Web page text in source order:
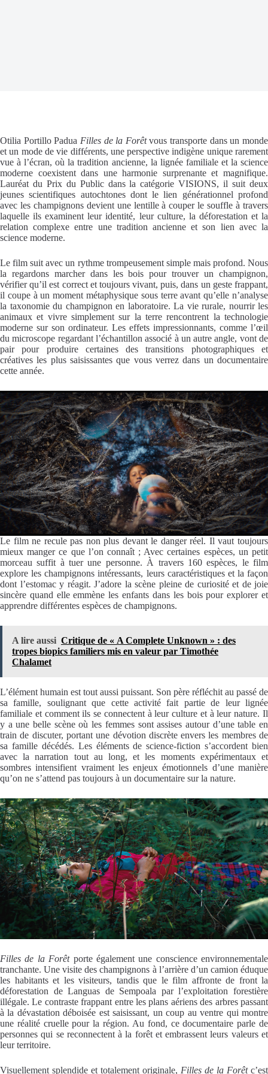
Otilia Portillo Padua Filles de la Forêtvous transporte dans un monde
et un mode de vie différents, une perspective indigène unique rarement
vue à l’écran, où la tradition ancienne, la lignée familiale et la science
moderne coexistent dans une harmonie surprenante et magnifique.
Lauréat du Prix du Public dans la catégorie VISIONS, il suit deux
jeunes scientifiques autochtones dont le lien générationnel profond
avec les champignons devient une lentille à couper le souffle à travers
laquelle ils examinent leur identité, leur culture, la déforestation et la
relation complexe entre une tradition ancienne et son lien avec la
science moderne.
Le film suit avec un rythme trompeusement simple mais profond. Nous
la regardons marcher dans les bois pour trouver un champignon,
vérifier qu’il est correct et toujours vivant, puis, dans un geste frappant,
il coupe à un moment métaphysique sous terre avant qu’elle n’analyse
la taxonomie du champignon en laboratoire. La vie rurale, nourrir les
animaux et vivre simplement sur la terre rencontrent la technologie
moderne sur son ordinateur. Les effets impressionnants, comme l’œil
du microscope regardant l’échantillon associé à un autre angle, vont de
pair pour produire certaines des transitions photographiques et
créatives les plus saisissantes que vous verrez dans un documentaire
cette année.
Le film ne recule pas non plus devant le danger réel. Il vaut toujours
mieux manger ce que l’on connaît ; Avec certaines espèces, un petit
morceau suffit à tuer une personne. À travers 160 espèces, le film
explore les champignons intéressants, leurs caractéristiques et la façon
dont l’estomac y réagit. J’adore la scène pleine de curiosité et de joie
sincère quand elle emmène les enfants dans les bois pour explorer et
apprendre différentes espèces de champignons.
A lire aussi Critique de « A Complete Unknown » : des
tropes biopics familiers mis en valeur par Timothée
Chalamet
L’élément humain est tout aussi puissant. Son père réfléchit au passé de
sa famille, soulignant que cette activité fait partie de leur lignée
familiale et comment ils se connectent à leur culture et à leur nature. Il
y a une belle scène où les femmes sont assises autour d’une table en
train de discuter, portant une dévotion discrète envers les membres de
sa famille décédés. Les éléments de science-fiction s’accordent bien
avec la narration tout au long, et les moments expérimentaux et
sombres intensifient vraiment les enjeux émotionnels d’une manière
qu’on ne s’attend pas toujours à un documentaire sur la nature.
Filles de la Forêtporte également une conscience environnementale
tranchante. Une visite des champignons à l’arrière d’un camion éduque
les habitants et les visiteurs, tandis que le film affronte de front la
déforestation de Languas de Sempoala par l’exploitation forestière
illégale. Le contraste frappant entre les plans aériens des arbres passant
à la dévastation déboisée est saisissant, un coup au ventre qui montre
une réalité cruelle pour la région. Au fond, ce documentaire parle de
personnes qui se reconnectent à la forêt et embrassent leurs valeurs et
leur territoire.
Visuellement splendide et totalement originale, Filles de la Forêtc’est